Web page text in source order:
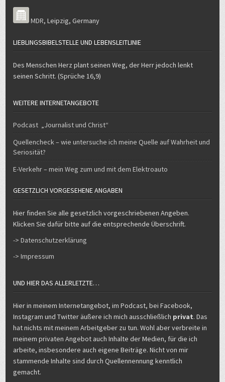
MDR,Leipzig,Germany
LIEBLINGSBIBELSTELLE UND LEBENSLEITLINIE
Des Menschen Herz plant seinen Weg, der Herr jedoch lenkt
seinen Schritt. (Sprüche 16,9)
WEITERE INTERNETANGEBOTE
Podcast „Journalist und Christ“
Quellencheck – wie untersuche ich meine Quelle auf Wahrheit und
Seriosität?
E-Verkehr – mein Weg zum und mit dem Elektroauto
GESETZLICH VORGESEHENE ANGABEN
Hier finden Sie alle gesetzlich vorgeschriebenen Angeben.
Klicken Sie dafür bitte auf die entsprechende Überschrift.
-> Datenschutzerklärung
-> Impressum
UND HIER DAS ALLERLETZTE…
Hier in meinem Internetangebot, im Podcast, bei Facebook,
Instagram und Twitter äußere ich mich ausschließlich privat. Das
hat nichts mit meinem Arbeitgeber zu tun. Wohl aber verbreite in
meinem privaten Angebot auch Inhalte der Medien, für die ich
arbeite, insbesondere auch eigene Beiträge. Nicht von mir
stammende Inhalte sind durch Quellennennung kenntlich
gemacht.